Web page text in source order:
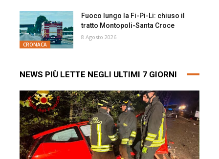
CRONACA
Fuoco lungo la Fi-Pi-Li: chiuso il
tratto Montopoli-Santa Croce
8 Agosto 2026
NEWS PIÙ LETTE NEGLI ULTIMI 7 GIORNI